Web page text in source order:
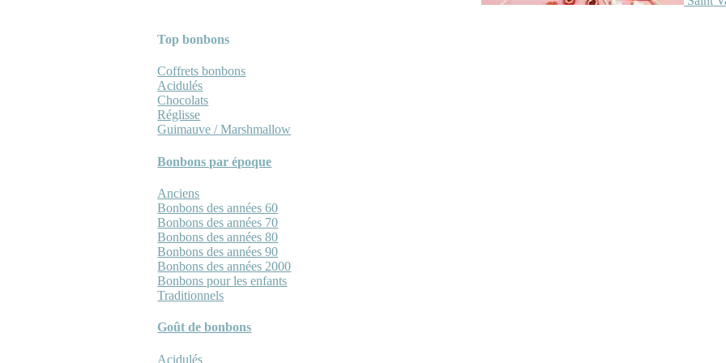
Top bonbons
Coffrets bonbons
Acidulés
Chocolats
Réglisse
Guimauve / Marshmallow
Bonbons par époque
Anciens
Bonbons des années 60
Bonbons des années 70
Bonbons des années 80
Bonbons des années 90
Bonbons des années 2000
Bonbons pour les enfants
Traditionnels
Goût de bonbons
Acidulés